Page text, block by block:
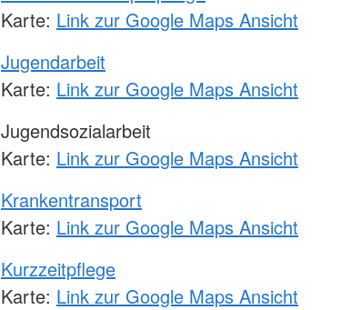
Karte: Link zur Google Maps Ansicht
Jugendarbeit
Karte: Link zur Google Maps Ansicht
Jugendsozialarbeit
Karte: Link zur Google Maps Ansicht
Krankentransport
Karte: Link zur Google Maps Ansicht
Kurzzeitpflege
Karte: Link zur Google Maps Ansicht